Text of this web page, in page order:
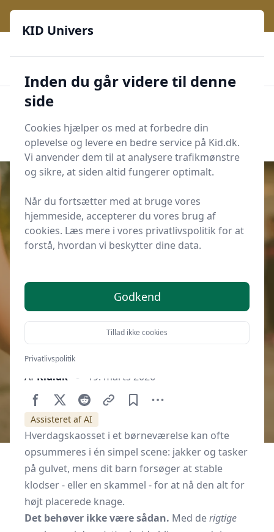
Start søgning
Start søgning
Udgivet iVærelse og Indretning
Hvor højt skal vægkroge hænge i
børneværelset?
Af Kid.dk 19. marts 2026
Assisteret af AI
Hverdagskaosset i et børneværelse kan ofte
opsummeres i én simpel scene: jakker og tasker
på gulvet, mens dit barn forsøger at stable
klodser - eller en skammel - for at nå den alt for
højt placerede knage.
Det behøver ikke være sådan. Med derigtige
KID Univers
Inden du går videre til denne
side
Cookies hjælper os med at forbedre din
oplevelse og levere en bedre service på Kid.dk.
Vi anvender dem til at analysere trafikmønstre
og sikre, at siden altid fungerer optimalt.
Når du fortsætter med at bruge vores
hjemmeside, accepterer du vores brug af
cookies. Læs mere i vores privatlivspolitik for at
forstå, hvordan vi beskytter dine data.
Godkend
Tillad ikke cookies
Privatlivspolitik